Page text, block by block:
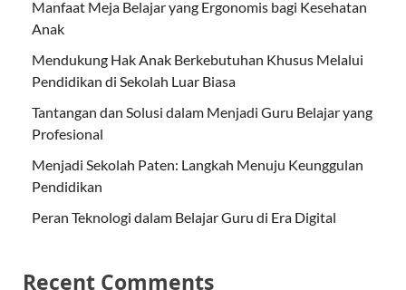
Manfaat Meja Belajar yang Ergonomis bagi Kesehatan
Anak
Mendukung Hak Anak Berkebutuhan Khusus Melalui
Pendidikan di Sekolah Luar Biasa
Tantangan dan Solusi dalam Menjadi Guru Belajar yang
Profesional
Menjadi Sekolah Paten: Langkah Menuju Keunggulan
Pendidikan
Peran Teknologi dalam Belajar Guru di Era Digital
Recent Comments